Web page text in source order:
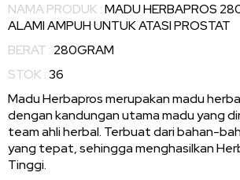
NAMA PRODUK :MADU HERBAPROS
ALAMI AMPUH UNTUK ATASI PROSTAT
BERAT : 280GRAM
STOK : 36
Madu Herbapros merupakan madu
dengan kandungan utama madu yang
team ahli herbal. Terbuat dari bahan-
yang tepat, sehingga menghasilkan
Tinggi.